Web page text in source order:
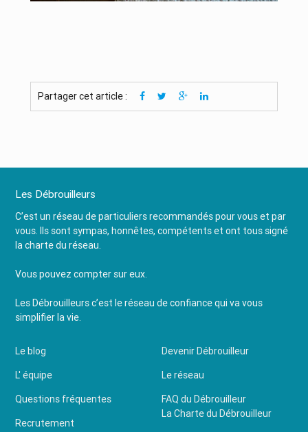
Partager cet article :
Les Débrouilleurs
C’est un réseau de particuliers recommandés pour vous et par
vous. Ils sont sympas, honnêtes, compétents et ont tous signé
la charte du réseau.
Vous pouvez compter sur eux.
Les Débrouilleurs c’est le réseau de confiance qui va vous
simplifier la vie.
Le blog
L' équipe
Questions fréquentes
Recrutement
Devenir Débrouilleur
Le réseau
FAQ du Débrouilleur
La Charte du Débrouilleur